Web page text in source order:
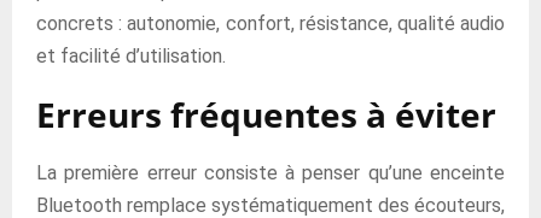
concrets : autonomie, confort, résistance, qualité audio
et facilité d’utilisation.
Erreurs fréquentes à éviter
La première erreur consiste à penser qu’une enceinte
Bluetooth remplace systématiquement des écouteurs,